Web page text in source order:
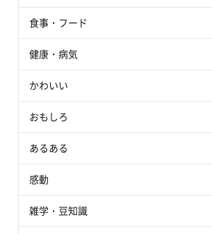
食事・フード
健康・病気
かわいい
おもしろ
あるある
感動
雑学・豆知識